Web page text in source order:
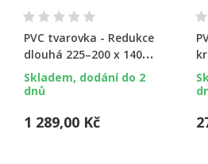
PVC tvarovka - Redukce
dlouhá 225–200 x 140
mm
Skladem, dodání do 2
dnů
1 289,00 Kč